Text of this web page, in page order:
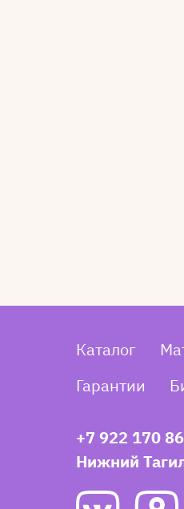
Каталог
Гарантии
+7 922 170
Нижний